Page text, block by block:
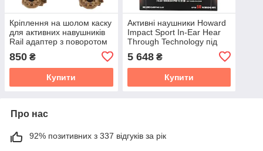
Кріплення на шолом каску
для активних навушників
Rail адаптер з поворотом
850 ₴
Купити
Активні наушники Howard
Impact Sport In-Ear Hear
Through Technology під
5 648₴
Купити
Про нас
92% позитивних з 337 відгуків за рік